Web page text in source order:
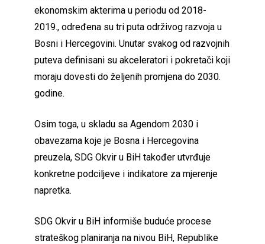
ekonomskim akterima u periodu od 2018-
2019., određena su tri puta održivog razvoja u
Bosni i Hercegovini. Unutar svakog od razvojnih
puteva definisani su akceleratori i pokretači koji
moraju dovesti do željenih promjena do 2030.
godine.
Osim toga, u skladu sa Agendom 2030 i
obavezama koje je Bosna i Hercegovina
preuzela, SDG Okvir u BiH također utvrđuje
konkretne podciljeve i indikatore za mjerenje
napretka.
SDG Okvir u BiH informiše buduće procese
strateškog planiranja na nivou BiH, Republike